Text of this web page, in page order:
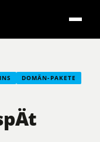
DOMÄN-PAKETE